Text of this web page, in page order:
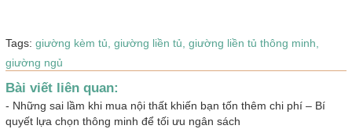
Tags: giường kèm tủ, giường liền tủ, giường liền tủ thông minh,
giường ngủ
Bài viết liên quan:
- Những sai lầm khi mua nội thất khiến bạn tốn thêm chi phí – Bí
quyết lựa chọn thông minh để tối ưu ngân sách